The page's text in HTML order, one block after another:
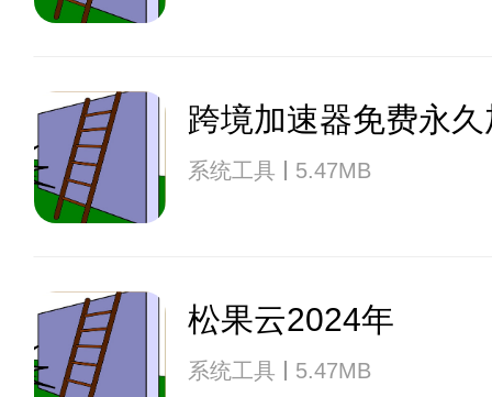
跨境加速器免费永
系统工具 5.47MB
松果云2024年
系统工具 5.47MB